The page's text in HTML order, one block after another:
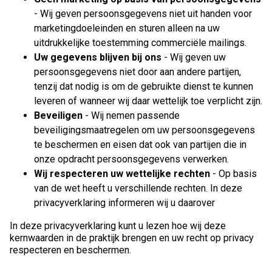
- Wij geven persoonsgegevens niet uit handen voor
marketingdoeleinden en sturen alleen na uw
uitdrukkelijke toestemming commerciële mailings.
Uw gegevens blijven bij ons - Wij geven uw
persoonsgegevens niet door aan andere partijen,
tenzij dat nodig is om de gebruikte dienst te kunnen
leveren of wanneer wij daar wettelijk toe verplicht zijn.
Beveiligen - Wij nemen passende
beveiligingsmaatregelen om uw persoonsgegevens
te beschermen en eisen dat ook van partijen die in
onze opdracht persoonsgegevens verwerken.
Wij respecteren uw wettelijke rechten - Op basis
van de wet heeft u verschillende rechten. In deze
privacyverklaring informeren wij u daarover
In deze privacyverklaring kunt u lezen hoe wij deze
kernwaarden in de praktijk brengen en uw recht op privacy
respecteren en beschermen.